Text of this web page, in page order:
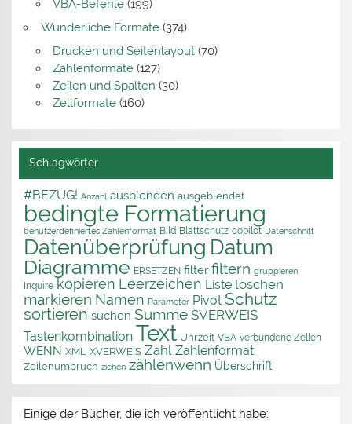
VBA-Befehle(199)
Wunderliche Formate(374)
Drucken und Seitenlayout(70)
Zahlenformate(127)
Zeilen und Spalten (30)
Zellformate(160)
Schlagwörter
#BEZUG! Anzahl ausblenden ausgeblendet
bedingte Formatierung
benutzerdefiniertes Zahlenformat Bild Blattschutz copilot Datenschnitt
Datenüberprüfung Datum
Diagramme ERSETZEN filter filtern gruppieren
Inquire kopieren Leerzeichen Liste löschen
markieren Namen Parameter Pivot Schutz
sortieren suchen Summe SVERWEIS
Tastenkombination Text Uhrzeit VBA verbundene Zellen
WENN XML XVERWEIS Zahl Zahlenformat
Zeilenumbruch ziehen zählenwenn Überschrift
Einige der Bücher, die ich veröffentlicht habe: